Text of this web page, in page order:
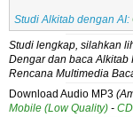
Studi Alkitab dengan AI:
Studi lengkap, silahkan
Dengar dan baca Alkitab
Rencana Multimedia
Download Audio MP3
Mobile (Low Quality) -